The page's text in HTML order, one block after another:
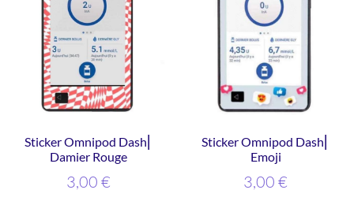
Sticker Omnipod Dash⎜
Damier Rouge
3,00 €
Sticker Omnipod Dash⎜
Emoji
3,00 €